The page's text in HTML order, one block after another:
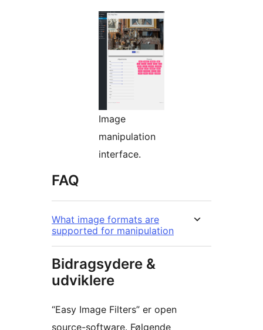
Image
manipulation
interface.
FAQ
What image formats are
supported for manipulation
Bidragsydere &
udviklere
“Easy Image Filters” er open
source-software. Følgende